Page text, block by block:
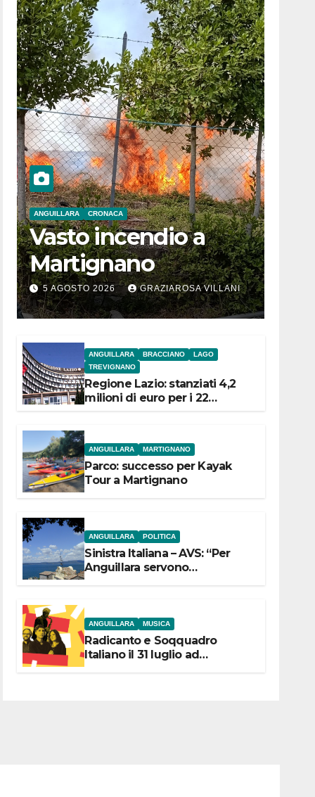
ANGUILLARA CRONACA
Vasto incendio a
Martignano
5 AGOSTO 2026 GRAZIAROSA VILLANI
ANGUILLARA BRACCIANO
LAGO
TREVIGNANO
Regione Lazio: stanziati 4,2
milioni di euro per i 22
ANGUILLARA MARTIGNANO
Parco: successo per Kayak
Tour a Martignano
ANGUILLARA POLITICA
Sinistra Italiana – AVS: “Per
Anguillara servono
ANGUILLARA MUSICA
Radicanto e Soqquadro
Italiano il 31 luglio ad